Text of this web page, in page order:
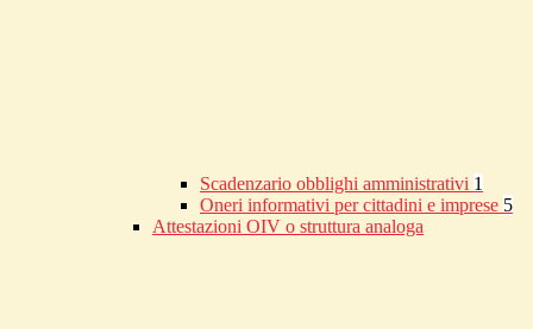
Scadenzario obblighi amministrativi 1
Oneri informativi per cittadini e imprese 5
Attestazioni OIV o struttura analoga